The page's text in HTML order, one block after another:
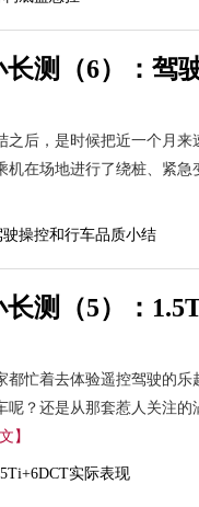
长测（6）：驾
之后，是时候把近一个月
机在场地进行了绕桩、紧
长测（5）：
都忙着去体验遥控驾驶的
呢？还是从那套惹人关注
】